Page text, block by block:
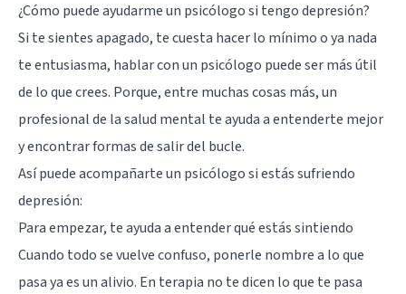
¿Cómo puede ayudarme un psicólogo si tengo depresión?
Si te sientes apagado, te cuesta hacer lo mínimo o ya nada
te entusiasma, hablar con un psicólogo puede ser más útil
de lo que crees. Porque, entre muchas cosas más, un
profesional de la salud mental te ayuda a entenderte mejor
y encontrar formas de salir del bucle.
Así puede acompañarte un psicólogo si estás sufriendo
depresión:
Para empezar, te ayuda a entender qué estás sintiendo
Cuando todo se vuelve confuso, ponerle nombre a lo que
pasa ya es un alivio. En terapia no te dicen lo que te pasa